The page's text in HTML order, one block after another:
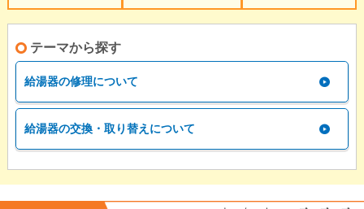
テーマから探す
給湯器の修理について
給湯器の交換・取り替えについて